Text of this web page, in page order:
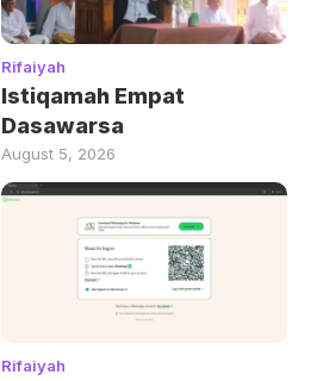
Rifaiyah
Istiqamah Empat
Dasawarsa
August 5, 2026
Rifaiyah